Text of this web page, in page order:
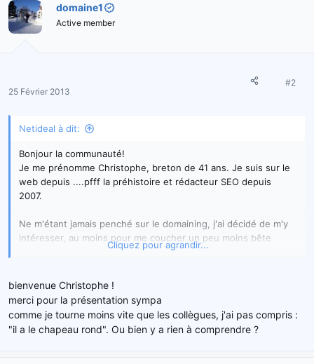
domaine1
Active member
25 Février 2013
#2
Netideal à dit:
Bonjour la communauté!
Je me prénomme Christophe, breton de 41 ans. Je suis sur le
web depuis ....pfff la préhistoire et rédacteur SEO depuis
2007.
Ne m'étant jamais penché sur le domaining, j'ai décidé de m'y
intéresser, au moins pour me coucher un peu moins bête
certain soir :wavetowel3:
Cliquez pour agrandir...
bienvenue Christophe !
merci pour la présentation sympa
comme je tourne moins vite que les collègues, j'ai pas compris :
"il a le chapeau rond". Ou bien y a rien à comprendre ?